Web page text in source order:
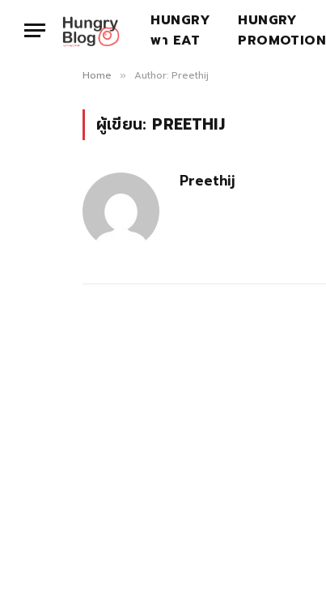
HUNGRY
พา EAT
HUNGRY
PROMOTION
Home » Author: Preethij
ผู้เขียน: PREETHIJ
Preethij